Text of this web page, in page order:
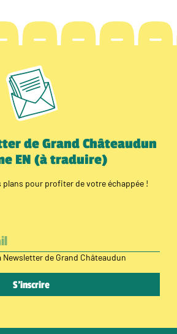
de Grand Châteaudun
EN (à traduire)
plans pour profiter de votre échappée !
Newsletter de Grand Châteaudun